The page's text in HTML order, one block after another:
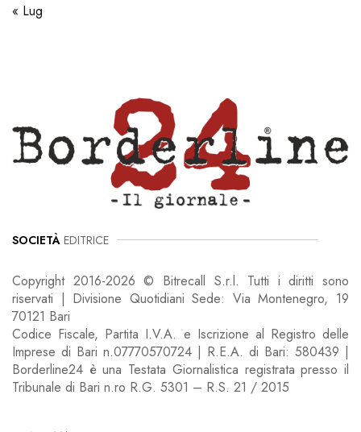
« Lug
SOCIETÀ EDITRICE
Copyright 2016-2026 © Bitrecall S.r.l. Tutti i diritti sono
riservati | Divisione Quotidiani Sede: Via Montenegro, 19
70121 Bari
Codice Fiscale, Partita I.V.A. e Iscrizione al Registro delle
Imprese di Bari n.07770570724 | R.E.A. di Bari: 580439 |
Borderline24 è una Testata Giornalistica registrata presso il
Tribunale di Bari n.ro R.G. 5301 – R.S. 21 / 2015